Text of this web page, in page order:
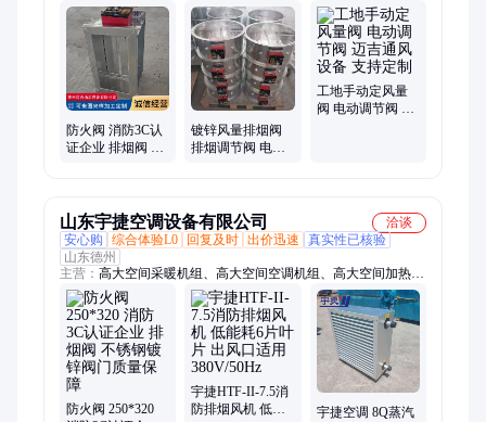
防火阀 消防3C认
证企业 排烟阀 不
镀锌风量排烟阀
排烟调节阀 电动
工地手动定风量
阀 电动调节阀 迈
山东宇捷空调设备有限公司
洽谈
安心购
综合体验L0 回复及时 出价迅速
真实性已核验
山东德州
主营： 高大空间采暖机组、高大空间空调机组、高大空间加热机
组、消防排烟风机、高大空间制热机组、高大空间冷暖机组、工
业暖风机、蒸汽暖风机、热水暖风机、4Q暖风机、5Q暖风机、
7Q暖风机、8Q暖风机、4GS暖风机、5GS暖风机、7GS暖风机、
8GS暖风机、贯流风幕机、离心风幕机、电加热风幕机、边墙风
机、T35轴流风机、方形壁式轴流风机、排烟防火阀、数字化节
能风机
防火阀 250*320
宇捷HTF-II-7.5消
防排烟风机 低能
宇捷空调 8Q蒸汽